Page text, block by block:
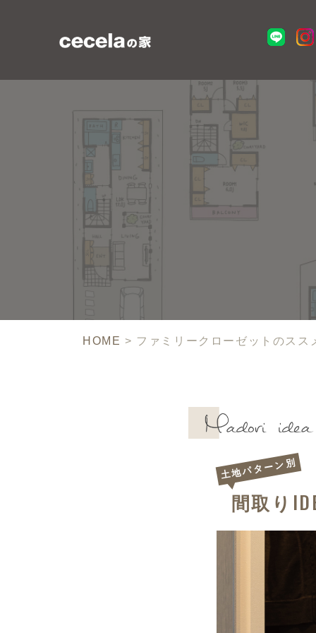
HOME > ファミリークローゼットのスス
土地パターン別
間取り